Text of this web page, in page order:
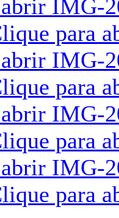
para
para
para
para